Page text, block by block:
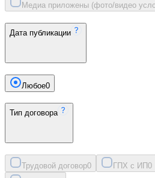
Медиа приложены (фото/видео
Дата публикации
Любое0
Тип договора
Трудовой договор0 ГПХ с ИП0